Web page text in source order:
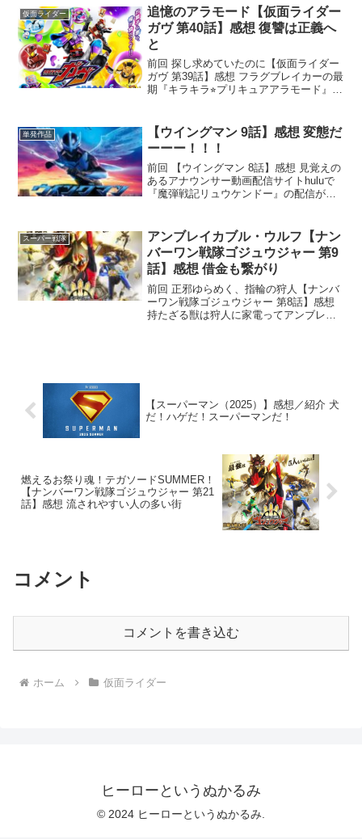
いんですよね。『M.I.B』シリーズとかは
該当すんの...
仮面ライダー
追憶のアラモード【仮面ライダー
ガヴ 第40話】感想 復讐は正義へ
と
前回 探し求めていたのに【仮面ライダー
ガヴ 第39話】感想 フラグブレイカーの最
期『キラキラ⭐︎プリキュアアラモード』で
ないんで流石に記憶が曖昧だけど好きだ
ったのは...
単発作品
【ウイングマン 9話】感想 変態だ
ーーー！！！
前回 【ウイングマン 8話】感想 見覚えの
あるアナウンサー動画配信サイトhuluで
『魔弾戦記リュウケンドー』の配信が決
観たり特撮観たりまったり楽しく過ごせ
そうです。...
スーパー戦隊
アンブレイカブル・ウルフ【ナン
バーワン戦隊ゴジュウジャー 第9
話】感想 借金も繋がり
前回 正邪ゆらめく、指輪の狩人【ナンバ
ーワン戦隊ゴジュウジャー 第8話】感想
持たざる獣は狩人に家電ってアンブレイ
【スーパーマン（2025）】感想／紹介 犬
だ！ハゲだ！スーパーマンだ！
燃えるお祭り魂！テガソードSUMMER！
【ナンバーワン戦隊ゴジュウジャー 第21
話】感想 流されやすい人の多い街
コメント
コメントを書き込む
ホーム 仮面ライダー
ヒーローというぬかるみ
© 2024 ヒーローというぬかるみ.